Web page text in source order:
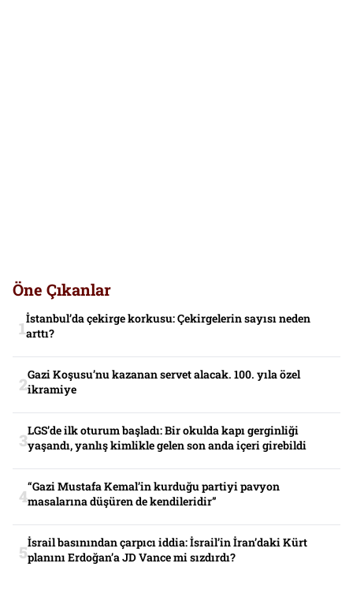
Öne Çıkanlar
İstanbul’da çekirge korkusu: Çekirgelerin sayısı neden
arttı?
Gazi Koşusu’nu kazanan servet alacak. 100. yıla özel
ikramiye
LGS’de ilk oturum başladı: Bir okulda kapı gerginliği
yaşandı, yanlış kimlikle gelen son anda içeri girebildi
“Gazi Mustafa Kemal’in kurduğu partiyi pavyon
masalarına düşüren de kendileridir”
İsrail basınından çarpıcı iddia: İsrail’in İran’daki Kürt
planını Erdoğan’a JD Vance mi sızdırdı?